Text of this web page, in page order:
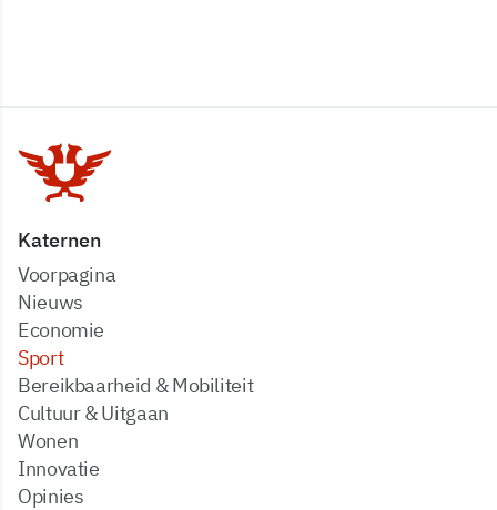
Katernen
Voorpagina
Nieuws
Economie
Sport
Bereikbaarheid & Mobiliteit
Cultuur & Uitgaan
Wonen
Innovatie
Opinies